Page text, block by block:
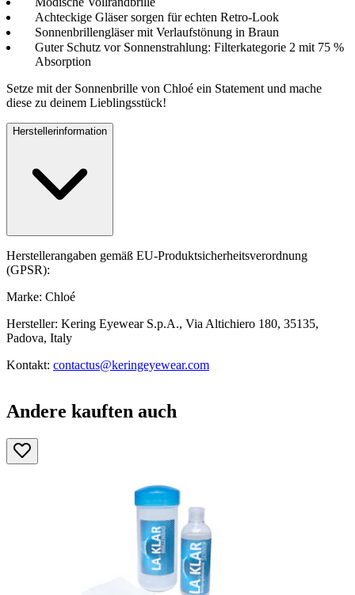
Achteckige Gläser sorgen für echten Retro-Look
Sonnenbrillengläser mit Verlaufstönung in Braun
Guter Schutz vor Sonnenstrahlung: Filterkategorie 2 mit 75 %
Absorption
Setze mit der Sonnenbrille von Chloé ein Statement und mache
diese zu deinem Lieblingsstück!
Herstellerinformation
Herstellerangaben gemäß EU-Produktsicherheitsverordnung
(GPSR):
Marke: Chloé
Hersteller: Kering Eyewear S.p.A., Via Altichiero 180, 35135,
Padova, Italy
Kontakt: contactus@keringeyewear.com
Andere kauften auch